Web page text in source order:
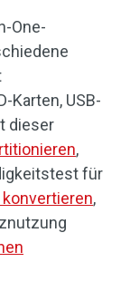
One-
Karten, USB-
dieser
,
für
konvertieren,